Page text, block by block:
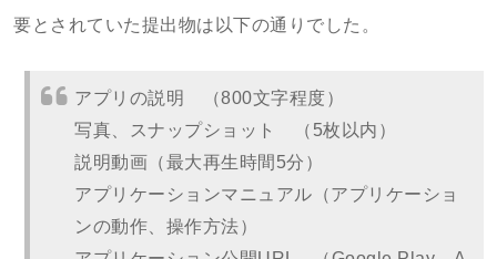
要とされていた提出物は以下の通りでした。
アプリの説明 （800文字程度）
写真、スナップショット （5枚以内）
説明動画（最大再生時間5分）
アプリケーションマニュアル（アプリケーショ
ンの動作、操作方法）